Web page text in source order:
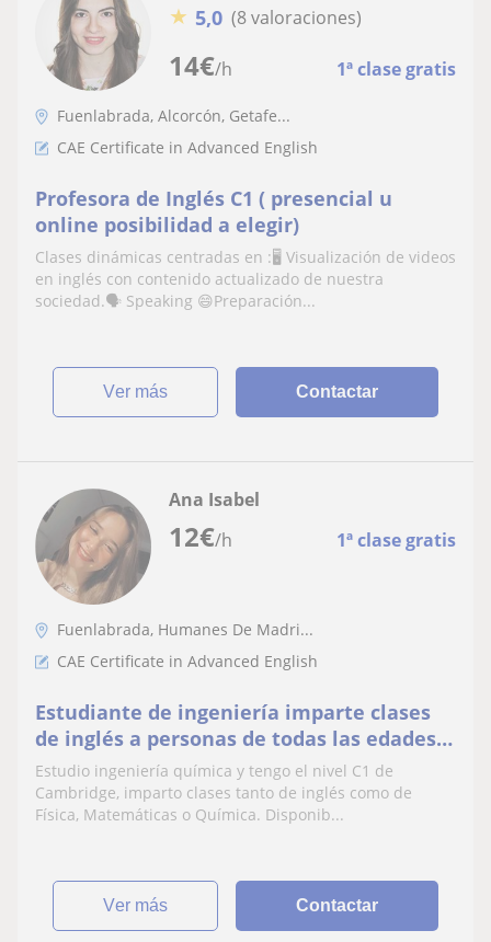
14€/h 1ª clase gratis
★ 5,0 (8 valoraciones)
Fuenlabrada, Alcorcón, Getafe...
CAE Certificate in Advanced English
Profesora de Inglés C1 ( presencial u
online posibilidad a elegir)
Clases dinámicas centradas en :🖥 Visualización de videos
en inglés con contenido actualizado de nuestra
sociedad.🗣 Speaking 😄Preparación...
ver más Contactar
12€/h 1ª clase gratis
Ana Isabel
Fuenlabrada, Humanes De Madri...
CAE Certificate in Advanced English
Estudiante de ingeniería imparte clases
de inglés a personas de todas las edades.
También disponible en otras materias
como Física o Matemáticas
Estudio ingeniería química y tengo el nivel C1 de
Cambridge, imparto clases tanto de inglés como de
Física, Matemáticas o Química. Disponib...
ver más Contactar